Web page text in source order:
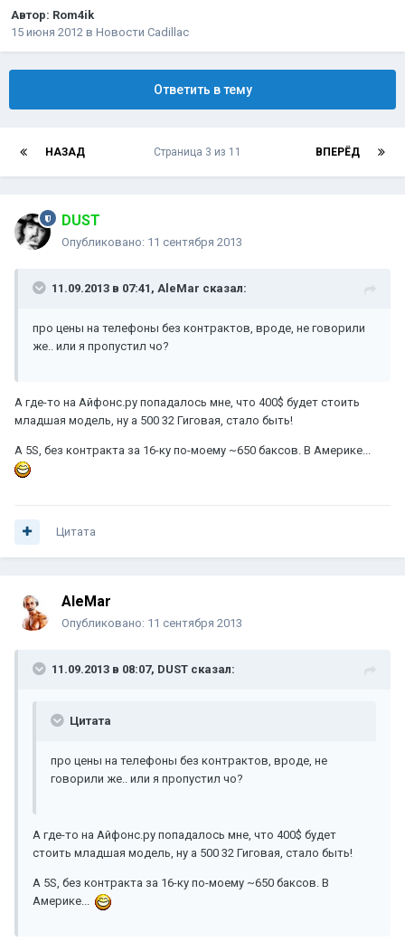
Автор: Rom4ik
15 июня 2012 в Новости Cadillac
Ответить в тему
НАЗАД ВПЕРЁД
Страница 3 из 11
DUST
Опубликовано: 11 сентября 2013
11.09.2013 в 07:41, AleMar сказал:
про цены на телефоны без контрактов, вроде, не говорили
же.. или я пропустил чо?
А где-то на Айфонс.ру попадалось мне, что 400$ будет стоить
младшая модель, ну а 500 32 Гиговая, стало быть!
А 5S, без контракта за 16-ку по-моему ~650 баксов. В Америке...
Цитата
AleMar
Опубликовано: 11 сентября 2013
11.09.2013 в 08:07, DUST сказал:
Цитата
про цены на телефоны без контрактов, вроде, не
говорили же.. или я пропустил чо?
А где-то на Айфонс.ру попадалось мне, что 400$ будет
стоить младшая модель, ну а 500 32 Гиговая, стало быть!
А 5S, без контракта за 16-ку по-моему ~650 баксов. В
Америке...